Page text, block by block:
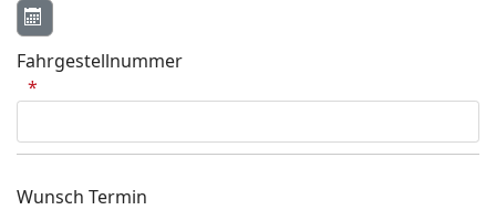
Kalender öffnen
Fahrgestellnummer
Wunsch Termin